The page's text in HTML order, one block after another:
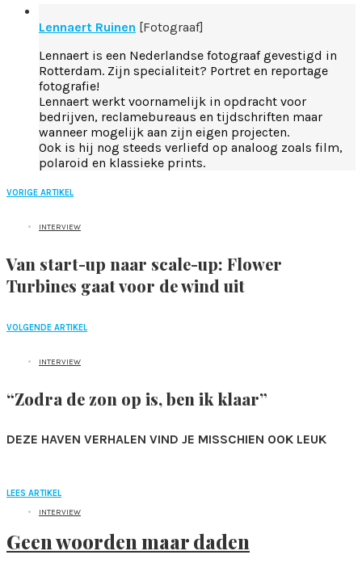
Lennaert Ruinen [Fotograaf]
Lennaert is een Nederlandse fotograaf gevestigd in
Rotterdam. Zijn specialiteit? Portret en reportage
fotografie!
Lennaert werkt voornamelijk in opdracht voor
bedrijven, reclamebureaus en tijdschriften maar
wanneer mogelijk aan zijn eigen projecten.
Ook is hij nog steeds verliefd op analoog zoals film,
polaroid en klassieke prints.
VORIGE ARTIKEL
INTERVIEW
Van start-up naar scale-up: Flower
Turbines gaat voor de wind uit
VOLGENDE ARTIKEL
INTERVIEW
“Zodra de zon op is, ben ik klaar”
DEZE HAVEN VERHALEN VIND JE MISSCHIEN OOK LEUK
LEES ARTIKEL
INTERVIEW
Geen woorden maar daden